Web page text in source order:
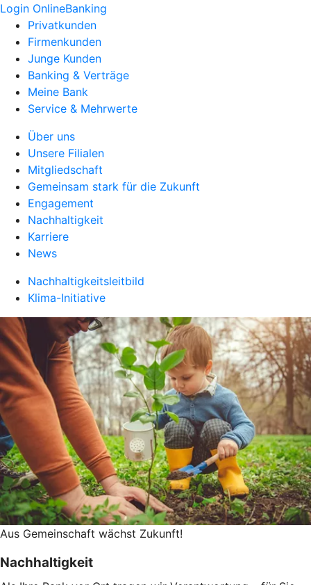
Login OnlineBanking
Privatkunden
Firmenkunden
Junge Kunden
Banking & Verträge
Meine Bank
Service & Mehrwerte
Über uns
Unsere Filialen
Mitgliedschaft
Gemeinsam stark für die Zukunft
Engagement
Nachhaltigkeit
Karriere
News
Nachhaltigkeitsleitbild
Klima-Initiative
Aus Gemeinschaft wächst Zukunft!
Nachhaltigkeit